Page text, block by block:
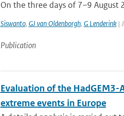
On the three days of 7–9
Siswanto, GJ van Oldenborgh, G Lenderink|
Publication
Evaluation of the
extreme events in Europe